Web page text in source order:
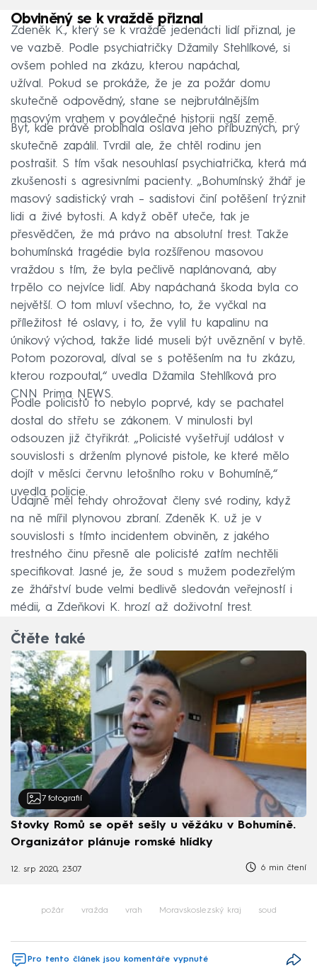
Obviněný se k vraždě přiznal
Zdeněk K., který se k vraždě jedenácti lidí přiznal, je
ve vazbě. Podle psychiatričky Džamily Stehlíkové, si
ovšem pohled na zkázu, kterou napáchal,
užíval. Pokud se prokáže, že je za požár domu
skutečně odpovědný, stane se nejbrutálnějším
masovým vrahem v poválečné historii naší země.
Byt, kde právě probíhala oslava jeho příbuzných, prý
skutečně zapálil. Tvrdil ale, že chtěl rodinu jen
postrašit. S tím však nesouhlasí psychiatrička, která má
zkušenosti s agresivními pacienty. „Bohumínský žhář je
masový sadistický vrah – sadistovi činí potěšení trýznit
lidi a živé bytosti. A když oběť uteče, tak je
přesvědčen, že má právo na absolutní trest. Takže
bohumínská tragédie byla rozšířenou masovou
vraždou s tím, že byla pečlivě naplánovaná, aby
trpělo co nejvíce lidí. Aby napáchaná škoda byla co
největší. O tom mluví všechno, to, že vyčkal na
příležitost té oslavy, i to, že vylil tu kapalinu na
únikový východ, takže lidé museli být uvěznění v bytě.
Potom pozoroval, díval se s potěšením na tu zkázu,
kterou rozpoutal,“ uvedla Džamila Stehlíková pro
CNN Prima NEWS.
Podle policistů to nebylo poprvé, kdy se pachatel
dostal do střetu se zákonem. V minulosti byl
odsouzen již čtyřikrát. „Policisté vyšetřují událost v
souvislosti s držením plynové pistole, ke které mělo
dojít v měsíci červnu letošního roku v Bohumíně,“
uvedla policie.
Údajně měl tehdy ohrožovat členy své rodiny, když
na ně mířil plynovou zbraní. Zdeněk K. už je v
souvislosti s tímto incidentem obviněn, z jakého
trestného činu přesně ale policisté zatím nechtěli
specifikovat. Jasné je, že soud s mužem podezřelým
ze žhářství bude velmi bedlivě sledován veřejností i
médii, a Zdeňkovi K. hrozí až doživotní trest.
Čtěte také
7 fotografií
Stovky Romů se opět sešly u věžáku v Bohumíně.
Organizátor plánuje romské hlídky
12. srp 2020, 23:07 6 min čtení
požár vražda vrah Moravskoslezský kraj soud
Pro tento článek jsou komentáře vypnuté